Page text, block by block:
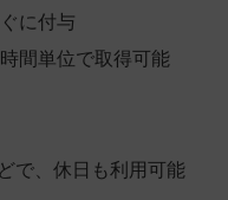
に付与
間単位で取得可能
で、休日も利用可能